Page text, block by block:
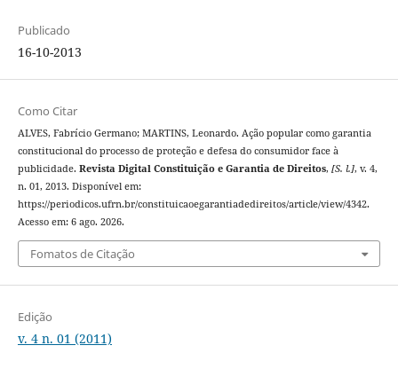
Publicado
16-10-2013
Como Citar
ALVES, Fabrício Germano; MARTINS, Leonardo. Ação popular como garantia
constitucional do processo de proteção e defesa do consumidor face à
publicidade. Revista Digital Constituição e Garantia de Direitos, [S. l.], v. 4,
n. 01, 2013. Disponível em:
https://periodicos.ufrn.br/constituicaoegarantiadedireitos/article/view/4342.
Acesso em: 6 ago. 2026.
Fomatos de Citação
Edição
v. 4 n. 01 (2011)